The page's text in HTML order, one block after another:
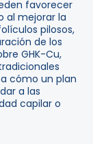
favorecer
al mejorar la
pilosos,
de los
GHK-Cu,
cómo un plan
a las
capilar o